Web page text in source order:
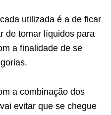
utilizada é a de ficar
de tomar líquidos para
a finalidade de se
a combinação dos
evitar que se chegue